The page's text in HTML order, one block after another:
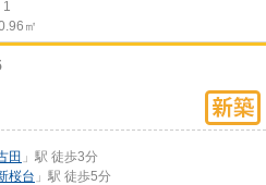
1
㎡
田 」駅 徒歩3分
桜台 」駅 徒歩5分